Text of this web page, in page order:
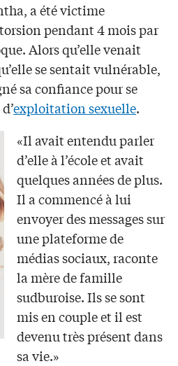
a été victime
pendant 4 mois par
Alors qu’elle venait
se sentait vulnérable,
sa confiance pour se
exploitation sexuelle.
«Il avait entendu parler
d’elle à l’école et avait
quelques années de plus.
Il a commencé à lui
envoyer des messages sur
une plateforme de
médias sociaux, raconte
la mère de famille
sudburoise. Ils se sont
mis en couple et il est
devenu très présent dans
sa vie.»